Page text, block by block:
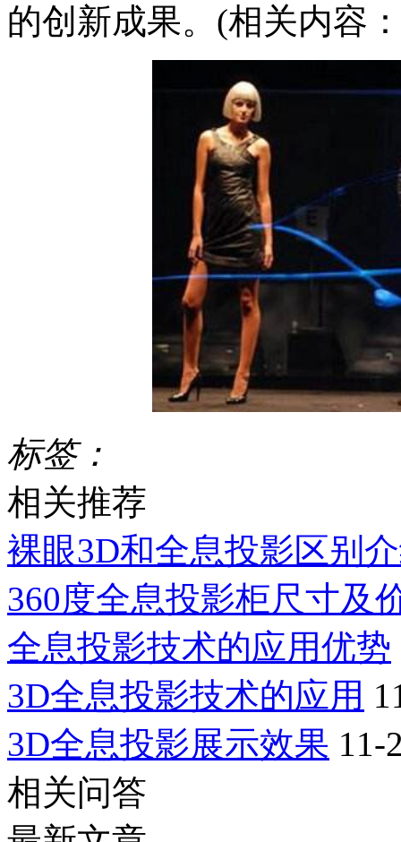
的创新成果。(相关内容
标签：
相关推荐
裸眼3D和全息投影区别
360度全息投影柜尺寸及
全息投影技术的应用优势
3D全息投影技术的应用
3D全息投影展示效果 11-
相关问答